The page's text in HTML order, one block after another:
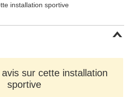
installation sportive
sur cette installation
sportive